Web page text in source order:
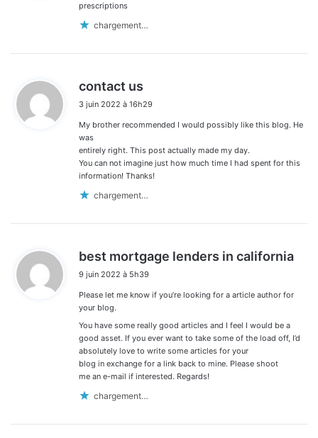
prescriptions
chargement…
contact us
t
3 juin 2022 à 16h29
My brother recommended I would possibly like this blog. He
was
entirely right. This post actually made my day.
You can not imagine just how much time I had spent for this
information! Thanks!
chargement…
best mortgage lenders in california
9 juin 2022 à 5h39
Please let me know if you’re looking for a article author for
your blog.
You have some really good articles and I feel I would be a
good asset. If you ever want to take some of the load off, I’d
absolutely love to write some articles for your
blog in exchange for a link back to mine. Please shoot
me an e-mail if interested. Regards!
chargement…